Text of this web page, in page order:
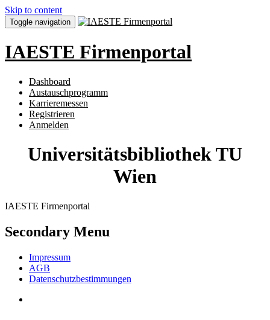
Skip to content
Toggle navigation
IAESTE Firmenportal
Dashboard
Austauschprogramm
Karrieremessen
Registrieren
Anmelden
Universitätsbibliothek TU
Wien
IAESTE Firmenportal
Secondary Menu
Impressum
AGB
Datenschutzbestimmungen